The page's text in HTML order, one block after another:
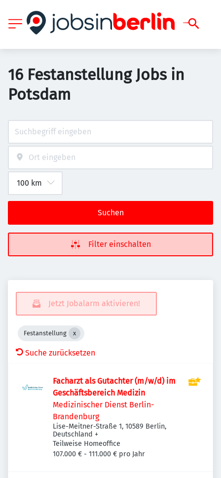
16 Festanstellung Jobs in
Potsdam
Suchen
Filter einschalten
Jetzt Jobalarm aktivieren!
Festanstellung
Suche zurücksetzen
Facharzt als Gutachter (m/w/d) im
Geschäftsbereich Medizin
Medizinischer Dienst Berlin-
Brandenburg
Lise-Meitner-Straße 1, 10589 Berlin,
Deutschland +
Teilweise Homeoffice
107.000 € - 111.000 € pro Jahr